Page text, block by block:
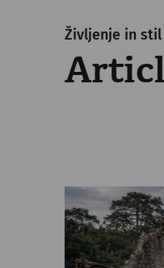
Življenje in stil